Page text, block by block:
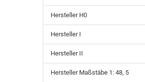
Hersteller H0
Hersteller I
Hersteller II
Hersteller Maßstäbe 1: 48, 5